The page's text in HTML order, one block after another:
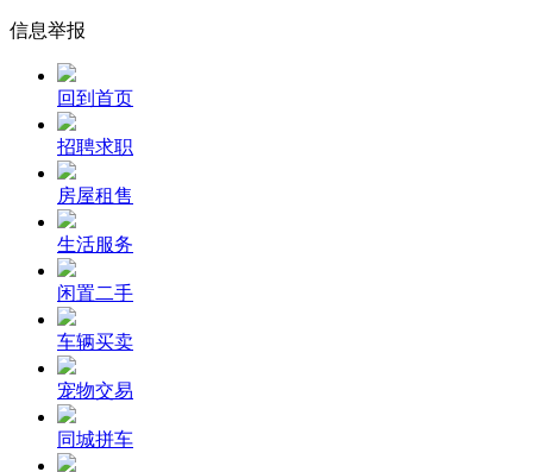
信息举报
回到首页
招聘求职
房屋租售
生活服务
闲置二手
车辆买卖
宠物交易
同城拼车